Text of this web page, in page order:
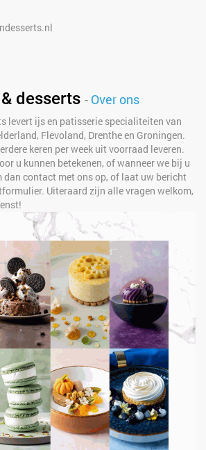
desserts - Over ons
levert ijs en patisserie specialiteiten van
Flevoland, Drenthe en Groningen.
keren per week uit voorraad leveren.
u kunnen betekenen, of wanneer we bij u
dan contact met ons op, of laat uw bericht
Uiteraard zijn alle vragen welkom,